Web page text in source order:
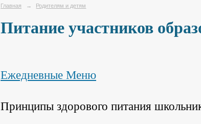
Главная → Родителям и детям
Питание участников
Ежедневные Меню
Принципы здорового питания